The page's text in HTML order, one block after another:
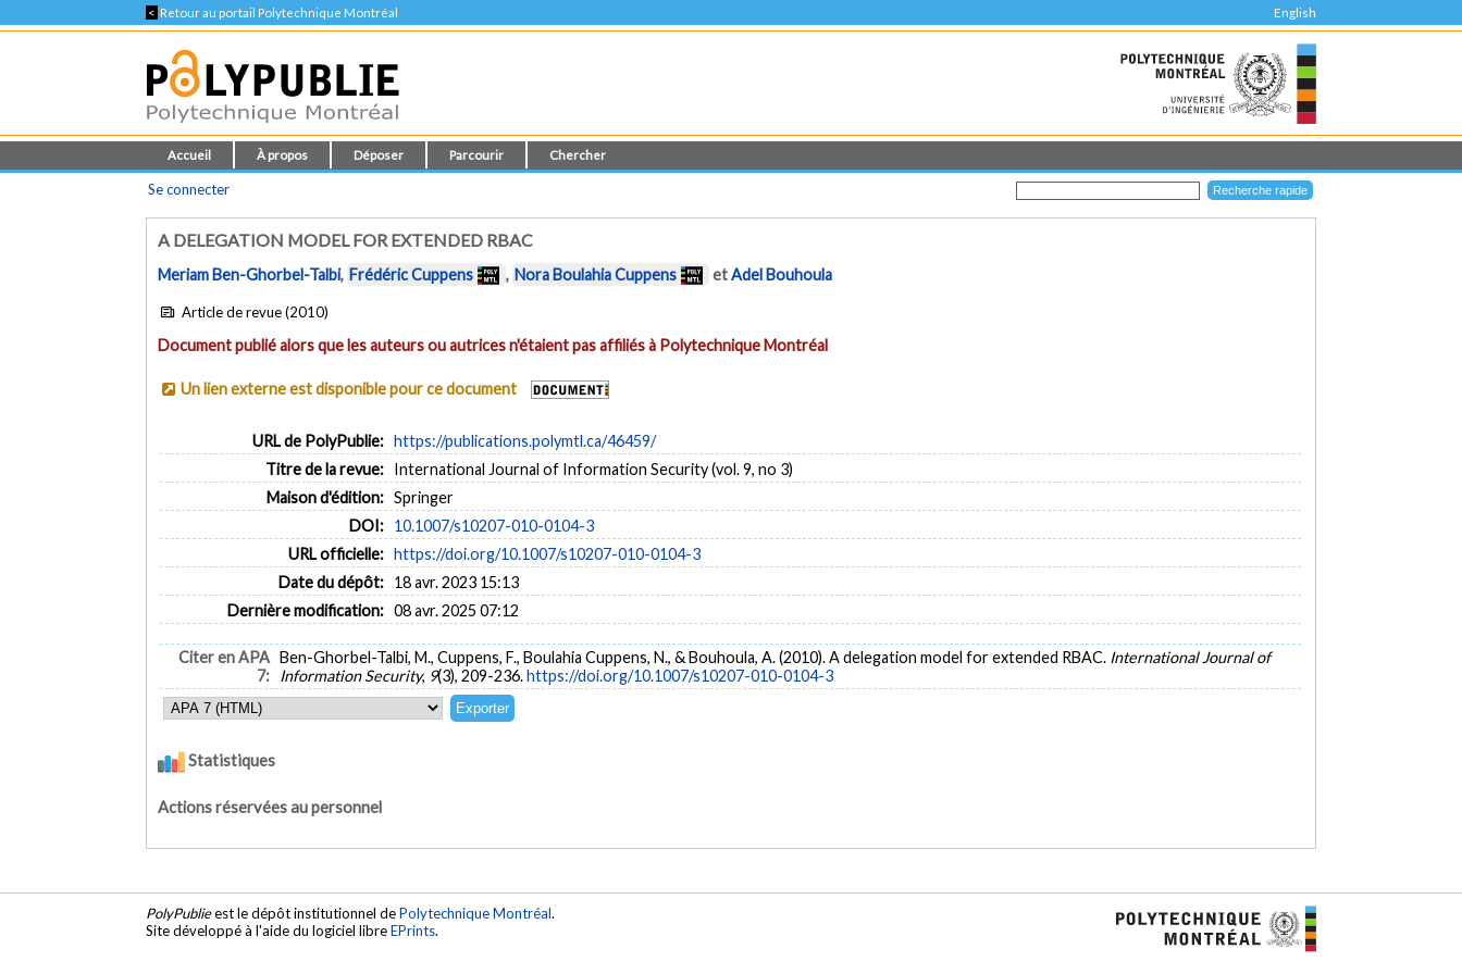
< Retour au portail Polytechnique Montréal English
Accueil À propos Déposer Parcourir Chercher
Se connecter
A DELEGATION MODEL FOR EXTENDED RBAC
Meriam Ben-Ghorbel-Talbi, Frédéric Cuppens , Nora Boulahia Cuppens etAdel Bouhoula
Article de revue (2010)
Document publié alors que les auteurs ou autrices n'étaient pas affiliés à Polytechnique Montréal
Un lien externe est disponible pour ce document
URL de PolyPublie: https://publications.polymtl.ca/46459/
Titre de la revue: International Journal of Information Security (vol. 9, no 3)
Maison d'édition: Springer
DOI: 10.1007/s10207-010-0104-3
URL officielle: https://doi.org/10.1007/s10207-010-0104-3
Date du dépôt: 18 avr. 2023 15:13
Dernière modification: 08 avr. 2025 07:12
Citer en APA
7:
Ben-Ghorbel-Talbi, M., Cuppens, F., Boulahia Cuppens, N., & Bouhoula, A. (2010). A delegation model for extended RBAC. International Journal of
Information Security, 9(3), 209-236.https://doi.org/10.1007/s10207-010-0104-3
Statistiques
Actions réservées au personnel
PolyPublieest le dépôt institutionnel dePolytechnique Montréal.
Site développé à l'aide du logiciel libreEPrints.